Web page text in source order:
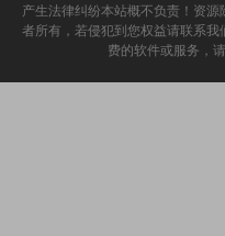
产生法律纠纷本站概不负责！资
者所有，若侵犯到您权益请联系
费的软件或服务，